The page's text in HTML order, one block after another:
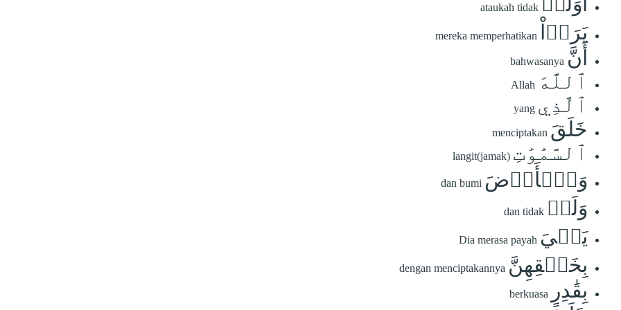
ataukah tidak
يَرَوۡاْ mereka memperhatikan
أَنَّ bahwasanya
ٱللَّهَ Allah
ٱلَّذِي yang
خَلَقَ menciptakan
ٱلسَّمَٰوَٰتِ langit(jamak)
وَٱلۡأَرۡضَ dan bumi
وَلَمۡ dan tidak
يَعۡيَ Dia merasa payah
بِخَلۡقِهِنَّ dengan menciptakannya
بِقَٰدِرٍ berkuasa